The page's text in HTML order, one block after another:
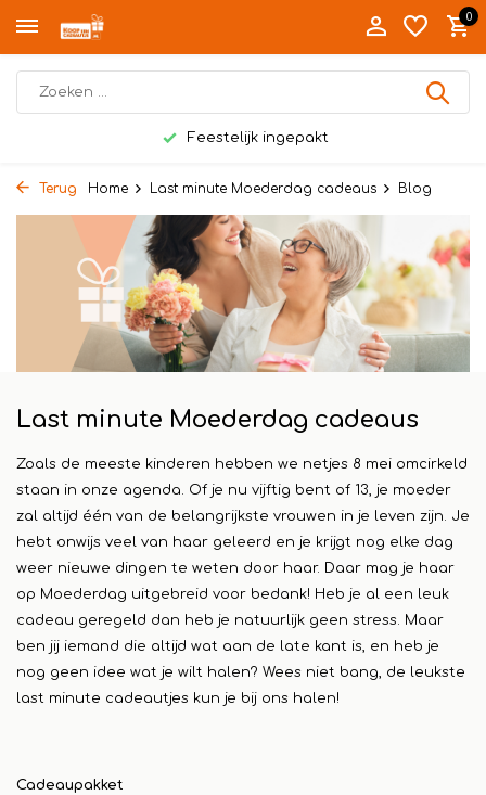
0
Feestelijk ingepakt
Terug Home Last minute Moederdag cadeaus Blog
Last minute Moederdag cadeaus
Zoals de meeste kinderen hebben we netjes 8 mei omcirkeld
staan in onze agenda. Of je nu vijftig bent of 13, je moeder
zal altijd één van de belangrijkste vrouwen in je leven zijn. Je
hebt onwijs veel van haar geleerd en je krijgt nog elke dag
weer nieuwe dingen te weten door haar. Daar mag je haar
op Moederdag uitgebreid voor bedank! Heb je al een leuk
cadeau geregeld dan heb je natuurlijk geen stress. Maar
ben jij iemand die altijd wat aan de late kant is, en heb je
nog geen idee wat je wilt halen? Wees niet bang, de leukste
last minute cadeautjes kun je bij ons halen!
Cadeaupakket